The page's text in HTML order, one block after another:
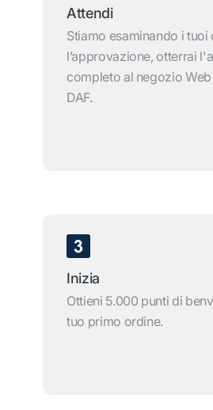
Attendi
Stiamo esaminando i tuoi
l’approvazione, otterrai
completo al negozio
DAF.
Inizia
Ottieni 5.000 punti di
tuo primo ordine.